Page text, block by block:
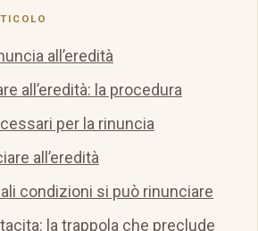
all’eredità
all’eredità: la procedura
per la rinuncia
all’eredità
condizioni si può rinunciare
la trappola che preclude